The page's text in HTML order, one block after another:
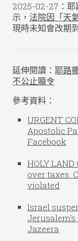
2025-02-27：耶
示， 法院因「天
現時未知會改期
延伸閱讀： 耶路
不公止贖令
參考資料：
URGENT
Apostolic
Facebook
HOLY
over taxes.
violated
Israel
Jazeera